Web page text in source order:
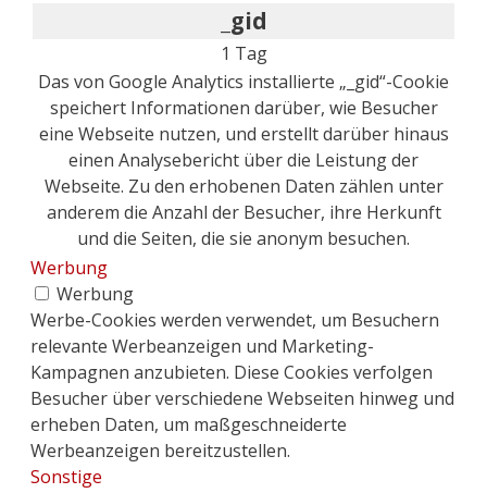
_gid
1 Tag
Das von Google Analytics installierte „_gid“-Cookie
speichert Informationen darüber, wie Besucher
eine Webseite nutzen, und erstellt darüber hinaus
einen Analysebericht über die Leistung der
Webseite. Zu den erhobenen Daten zählen unter
anderem die Anzahl der Besucher, ihre Herkunft
und die Seiten, die sie anonym besuchen.
Werbung
Werbung
Werbe-Cookies werden verwendet, um Besuchern
relevante Werbeanzeigen und Marketing-
Kampagnen anzubieten. Diese Cookies verfolgen
Besucher über verschiedene Webseiten hinweg und
erheben Daten, um maßgeschneiderte
Werbeanzeigen bereitzustellen.
Sonstige